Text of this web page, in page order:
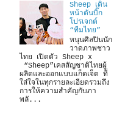
Sheep เดิน
หน้าดันบิ๊ก
โปรเจกต์
“ทีมไทย”
หนุนศิลปินนัก
วาดภาพชาว
ไทย เปิดตัว Sheep x
“Sheep”เคสสัญชาติไทยผู้
ผลิตและออกแบบแก็ดเจ็ต ที่
ใส่ใจในทุกรายละเอียดรวมถึง
การให้ความสำคัญกับภา
พลั...